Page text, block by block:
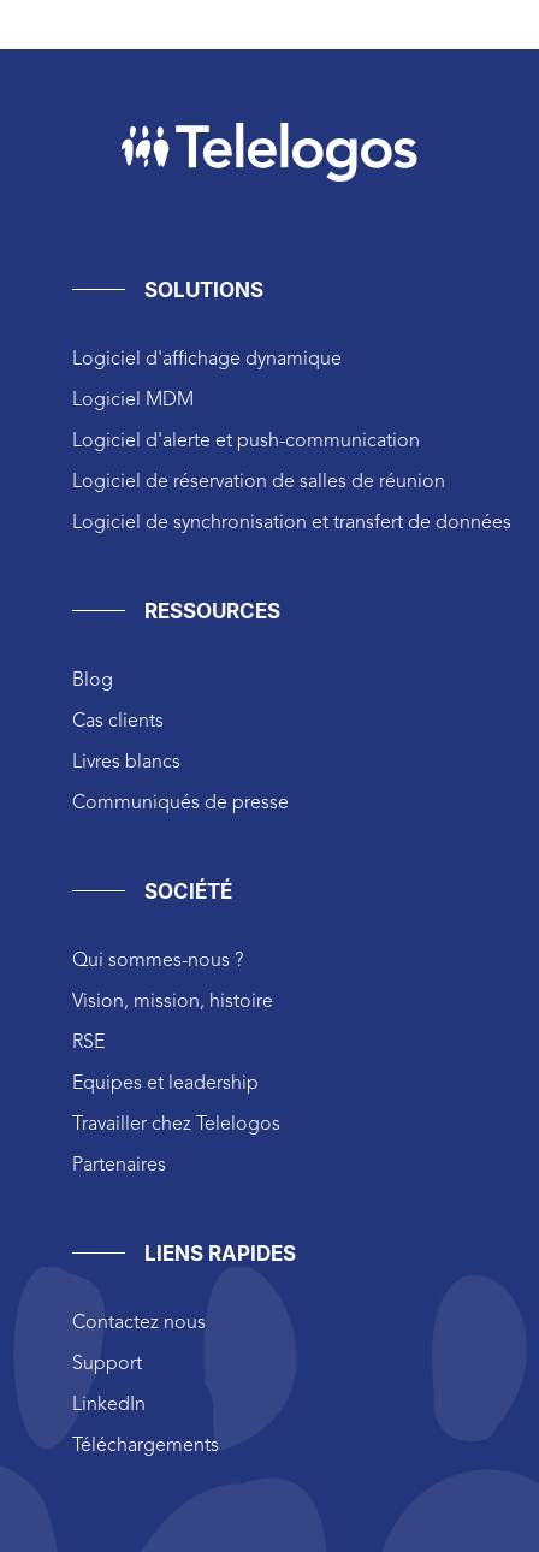
SOLUTIONS
Logiciel d'affichage dynamique
Logiciel MDM
Logiciel d'alerte et push-communication
Logiciel de réservation de salles de réunion
Logiciel de synchronisation et transfert de données
RESSOURCES
Blog
Cas clients
Livres blancs
Communiqués de presse
SOCIÉTÉ
Qui sommes-nous ?
Vision, mission, histoire
RSE
Equipes et leadership
Travailler chez Telelogos
Partenaires
LIENS RAPIDES
Contactez nous
Support
LinkedIn
Téléchargements